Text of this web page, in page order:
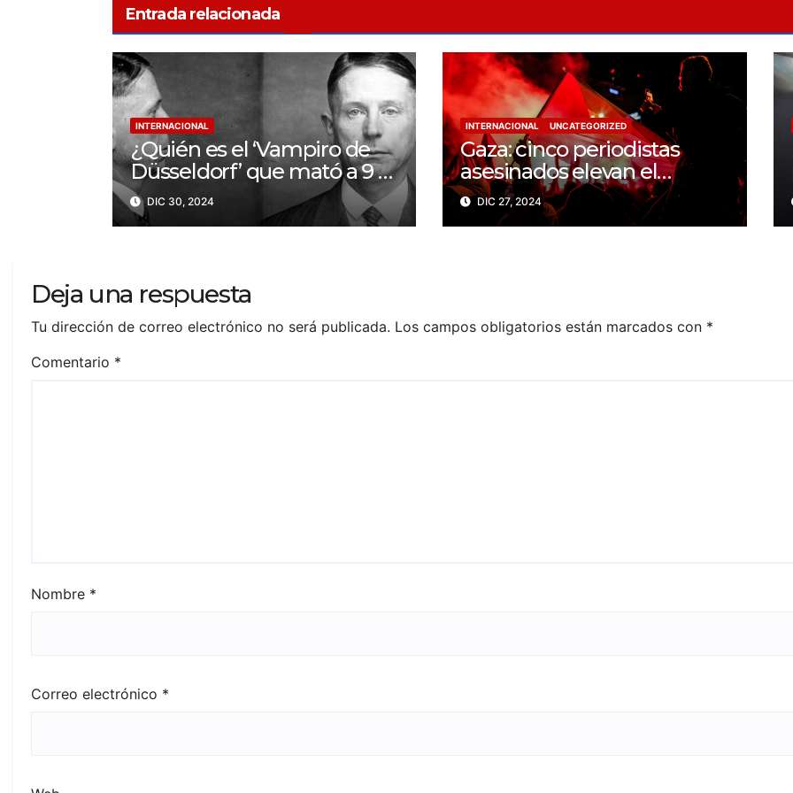
Entrada relacionada
INTERNACIONAL
¿Quién es el ‘Vampiro de
Düsseldorf’ que mató a 9 y
bebió sangre de sus
víctimas?
DIC 30, 2024
INTERNACIONAL UNCATEGORIZED
Gaza: cinco periodistas
asesinados elevan el
balance a 200 trabajadores
de la prensa muertos en
DIC 27, 2024
Deja una respuesta
Tu dirección de correo electrónico no será publicada. Los campos obligatorios están marcados con *
Comentario *
Nombre *
Correo electrónico *